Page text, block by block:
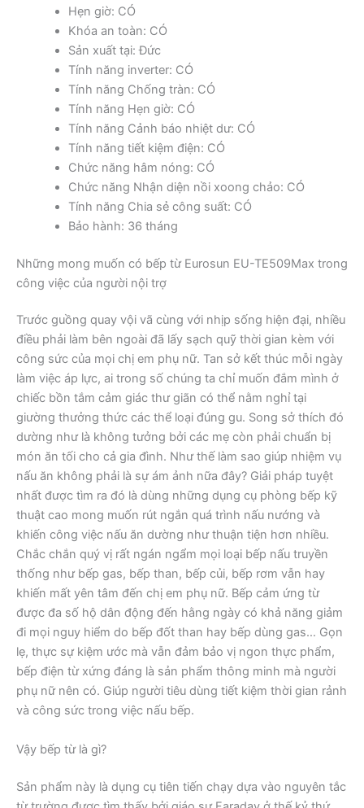
Hẹn giờ: CÓ
Khóa an toàn: CÓ
Sản xuất tại: Đức
Tính năng inverter: CÓ
Tính năng Chống tràn: CÓ
Tính năng Hẹn giờ: CÓ
Tính năng Cảnh báo nhiệt dư: CÓ
Tính năng tiết kiệm điện: CÓ
Chức năng hâm nóng: CÓ
Chức năng Nhận diện nồi xoong chảo: CÓ
Tính năng Chia sẻ công suất: CÓ
Bảo hành: 36 tháng
Những mong muốn có bếp từ Eurosun EU-TE509Max trong
công việc của người nội trợ
Trước guồng quay vội vã cùng với nhịp sống hiện đại, nhiều
điều phải làm bên ngoài đã lấy sạch quỹ thời gian kèm với
công sức của mọi chị em phụ nữ. Tan sở kết thúc mỗi ngày
làm việc áp lực, ai trong số chúng ta chỉ muốn đắm mình ở
chiếc bồn tắm cảm giác thư giãn có thể nằm nghỉ tại
giường thưởng thức các thể loại đúng gu. Song sở thích đó
dường như là không tưởng bởi các mẹ còn phải chuẩn bị
món ăn tối cho cả gia đình. Như thế làm sao giúp nhiệm vụ
nấu ăn không phải là sự ám ảnh nữa đây? Giải pháp tuyệt
nhất được tìm ra đó là dùng những dụng cụ phòng bếp kỹ
thuật cao mong muốn rút ngắn quá trình nấu nướng và
khiến công việc nấu ăn dường như thuận tiện hơn nhiều.
Chắc chắn quý vị rất ngán ngẩm mọi loại bếp nấu truyền
thống như bếp gas, bếp than, bếp củi, bếp rơm vẫn hay
khiến mất yên tâm đến chị em phụ nữ. Bếp cảm ứng từ
được đa số hộ dân động đến hằng ngày có khả năng giảm
đi mọi nguy hiểm do bếp đốt than hay bếp dùng gas… Gọn
lẹ, thực sự kiệm ước mà vẫn đảm bảo vị ngon thực phẩm,
bếp điện từ xứng đáng là sản phẩm thông minh mà người
phụ nữ nên có. Giúp người tiêu dùng tiết kiệm thời gian rảnh
và công sức trong việc nấu bếp.
Vậy bếp từ là gì?
Sản phẩm này là dụng cụ tiên tiến chạy dựa vào nguyên tắc